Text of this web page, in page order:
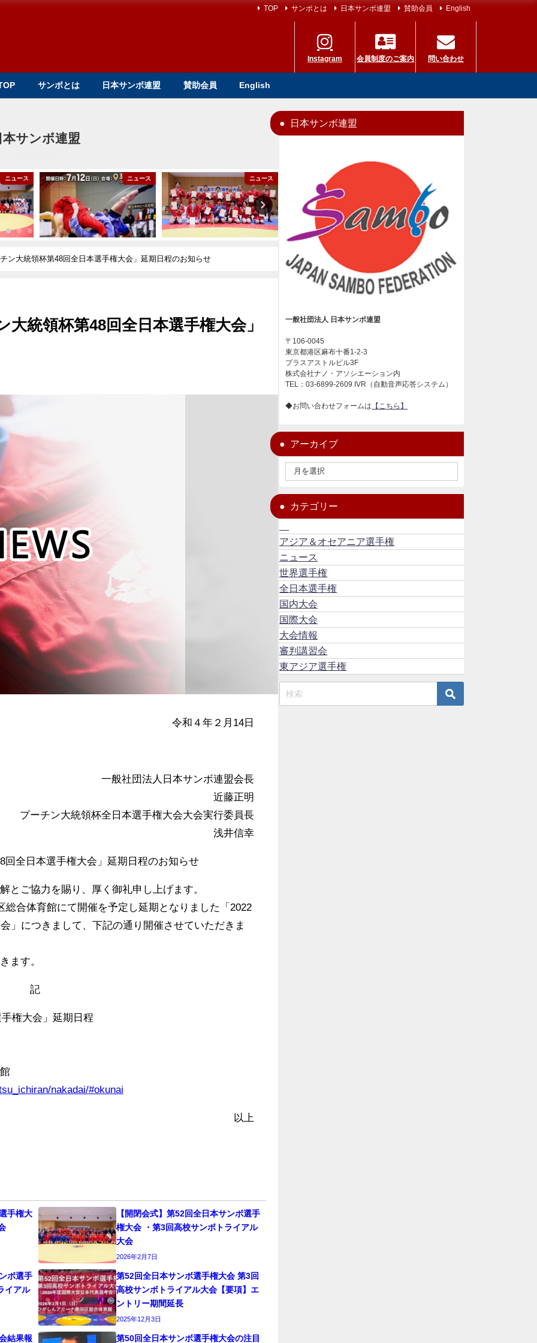
TOP サンボとは 日本サンボ連盟 賛助会員 English
Instagram 会員制度のご案内 問い合わせ
サンボとは 日本サンボ連盟 賛助会員 English
本サンボ連盟
ニュース ニュース ニュース
ン大統領杯第48回全日本選手権大会」延期日程のお知らせ
統領杯第48回全日本選手権大会」
令和４年２月14日
一般社団法人日本サンボ連盟会長
近藤正明
プーチン大統領杯全日本選手権大会大会実行委員長
浅井信幸
回全日本選手権大会」延期日程のお知らせ
ご協力を賜り、厚く御礼申し上げます。
合体育館にて開催を予定し延期となりました「2022
」につきまして、下記の通り開催させていただきま
ます。
記
権大会」延期日程
nakadai/#okunai
以上
手権大
【開閉会式】第52回全日本サンボ選手
権大会 ・第3回高校サンボトライアル
大会
2026年2月7日
ボ選手
イアル
第52回全日本サンボ選手権大会 第3回
高校サンボトライアル大会【要項】エ
ントリー期間延長
2025年12月3日
結果報
第50回全日本サンボ選手権大会の注目
日本サンボ連盟
一般社団法人 日本サンボ連盟
〒106-0045
東京都港区麻布十番1-2-3
プラスアストルビル3F
株式会社ナノ・アソシエーション内
TEL：03-6899-2609 IVR（自動音声応答システム）
◆お問い合わせフォームは 【こちら】
アーカイブ
カテゴリー
アジア＆オセアニア選手権
ニュース
世界選手権
全日本選手権
国内大会
国際大会
大会情報
審判講習会
東アジア選手権